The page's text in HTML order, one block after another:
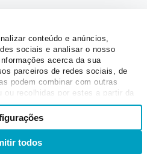
conteúdo e anúncios,
sociais e analisar o nosso
acerca da sua
parceiros de redes sociais, de
podem combinar com outras
ou recolhidas por estes a partir da
todos
digital? Confira